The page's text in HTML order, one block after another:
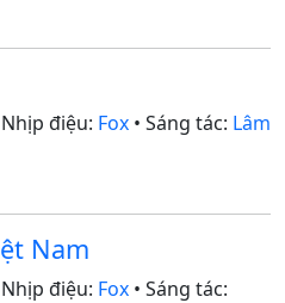
Nhịp điệu: Fox • Sáng tác: Lâm
Nam
Nhịp điệu: Fox • Sáng tác: